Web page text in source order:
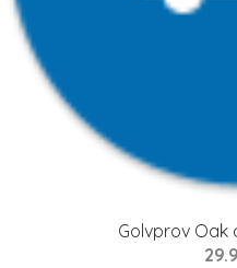
Golvprov Oak